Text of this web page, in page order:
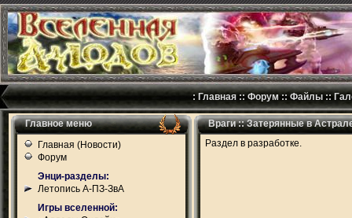
: Главная ::Форум ::Файлы ::
Главное меню
Главная (Новости)
Форум
Энци-разделы:
Летопись А-ПЗ-ЗвА
Игры вселенной:
Враги :: Затерянные в
Раздел в разработке.